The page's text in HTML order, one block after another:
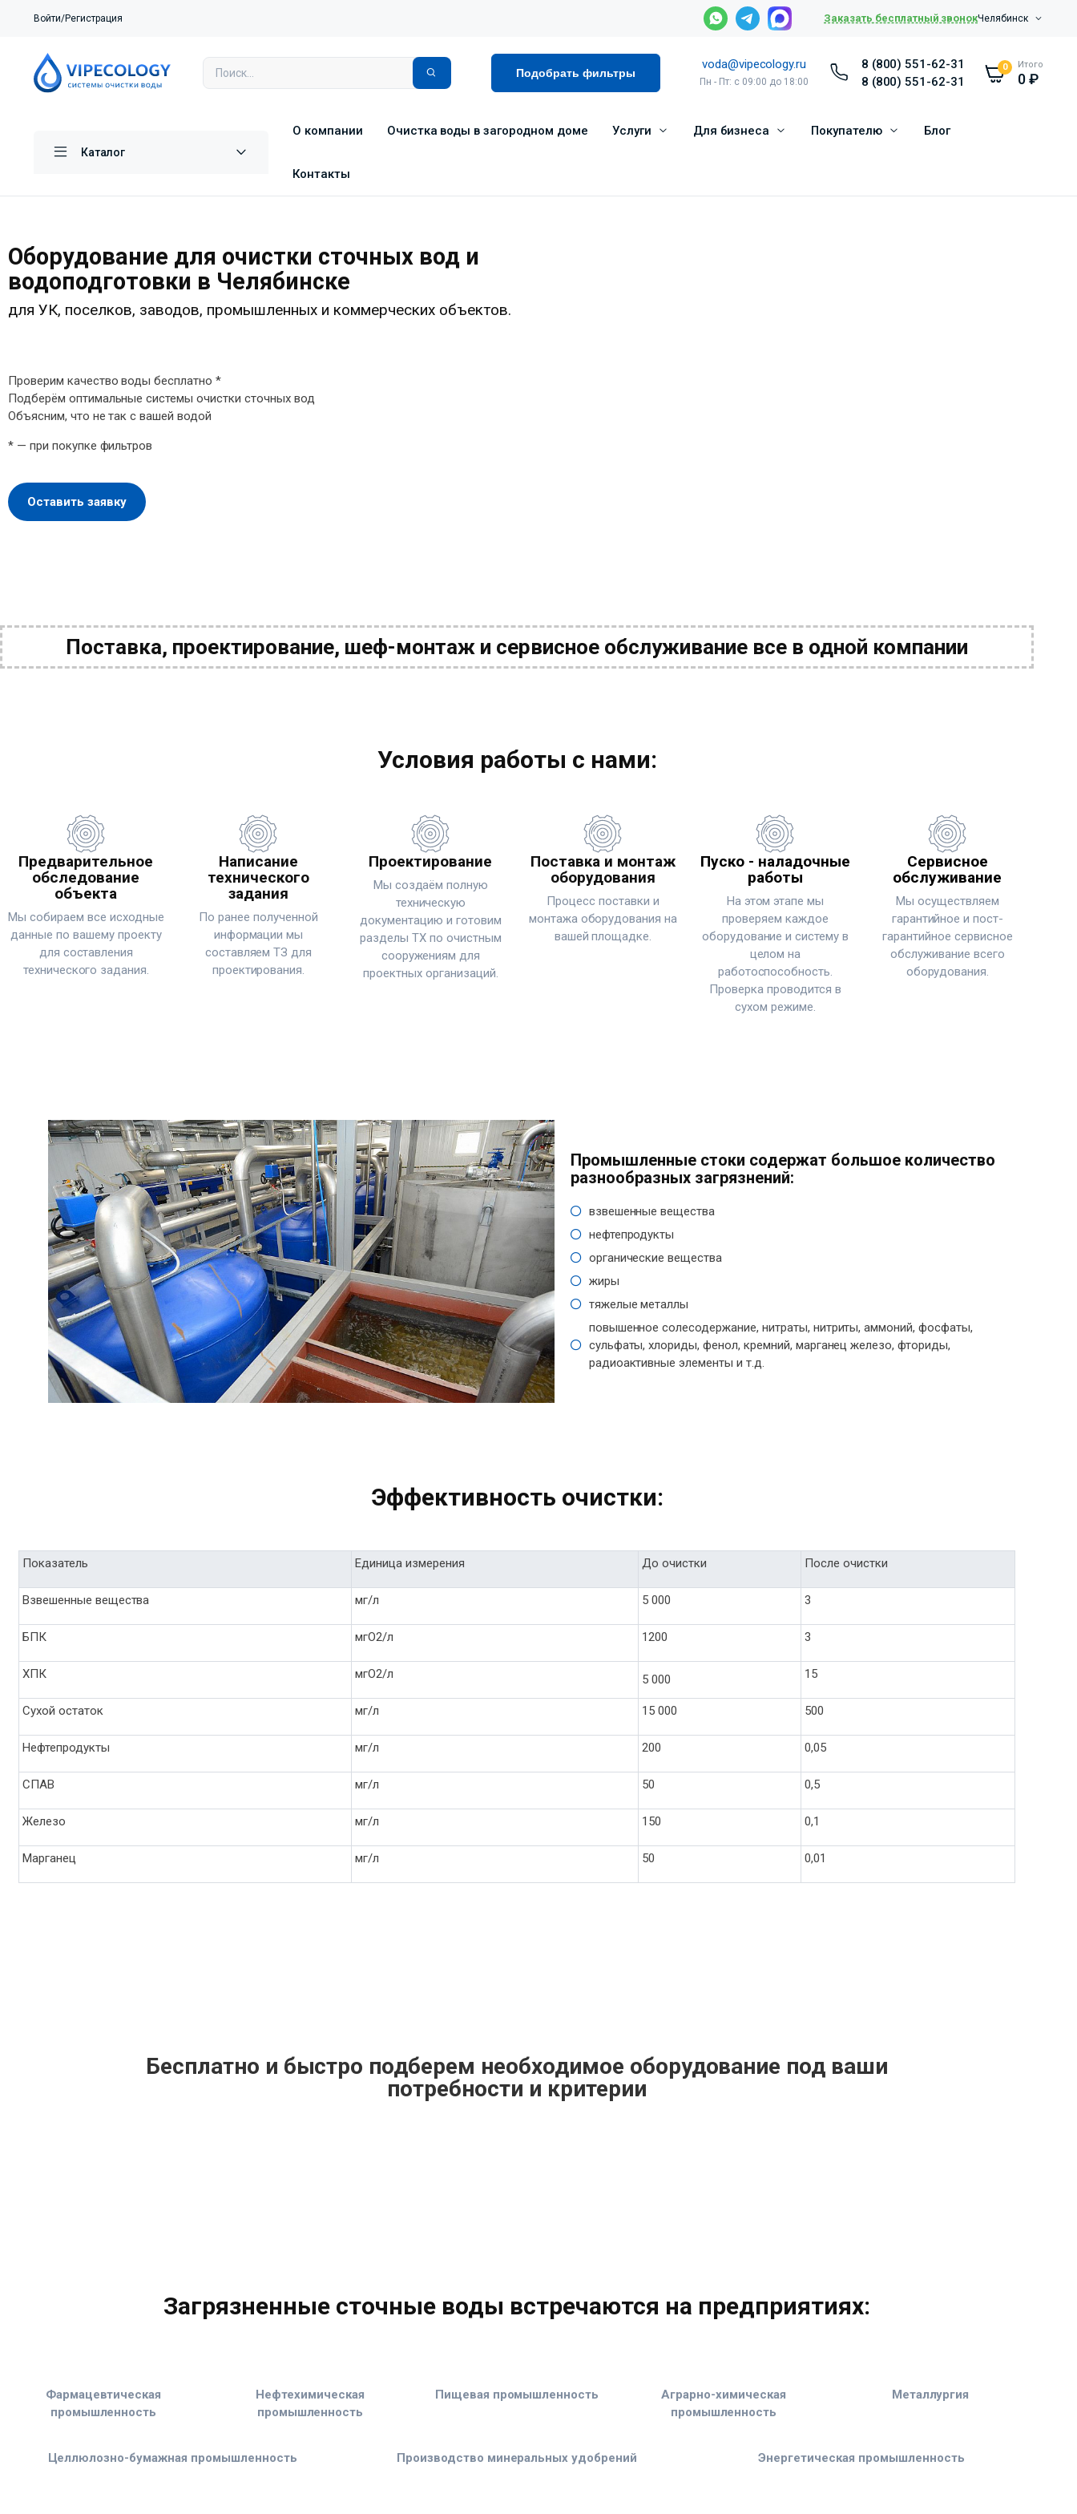
Войти/Регистрация Заказать бесплатный звонокЧелябинск
Подобрать фильтры
voda@vipecology.ru
Пн - Пт: с 09:00 до 18:00
8 (800) 551-62-31
8 (800) 551-62-31
0 Итого
0₽
Каталог
О компании Очистка воды в загородном доме Услуги Для бизнеса Покупателю Блог
Контакты
Оборудование для очистки сточных вод и
водоподготовки в Челябинске
для УК, поселков, заводов, промышленных и коммерческих объектов.
Проверим качество воды бесплатно *
Подберём оптимальные системы очистки сточных вод
Объясним, что не так с вашей водой
* — при покупке фильтров
Оставить заявку
Поставка, проектирование, шеф-монтаж и сервисное обслуживание все в одной компании
Условия работы с нами:
Предварительное
обследование
объекта
Мы собираем все исходные
данные по вашему проекту
для составления
технического задания.
Написание
технического
задания
По ранее полученной
информации мы
составляем ТЗ для
проектирования.
Проектирование
Мы создаём полную
техническую
документацию и готовим
разделы ТХ по очистным
сооружениям для
проектных организаций.
Поставка и монтаж
оборудования
Процесс поставки и
монтажа оборудования на
вашей площадке.
Пуско - наладочные
работы
На этом этапе мы
проверяем каждое
оборудование и систему в
целом на
работоспособность.
Проверка проводится в
сухом режиме.
Сервисное
обслуживание
Мы осуществляем
гарантийное и пост-
гарантийное сервисное
обслуживание всего
оборудования.
Промышленные стоки содержат большое количество
разнообразных загрязнений:
взвешенные вещества
нефтепродукты
органические вещества
жиры
тяжелые металлы
повышенное солесодержание, нитраты, нитриты, аммоний, фосфаты,
сульфаты, хлориды, фенол, кремний, марганец железо, фториды,
радиоактивные элементы и т.д.
Эффективность очистки:
Показатель Единица измерения До очистки После очистки
Взвешенные вещества мг/л 5 000 3
БПК мгO2/л 1200 3
ХПК мгO2/л 5 000 15
Сухой остаток мг/л 15 000 500
Нефтепродукты мг/л 200 0,05
СПАВ мг/л 50 0,5
Железо мг/л 150 0,1
Марганец мг/л 50 0,01
Бесплатно и быстро подберем необходимое оборудование под ваши
потребности и критерии
Загрязненные сточные воды встречаются на предприятиях:
Фармацевтическая
промышленность
Нефтехимическая
промышленность
Пищевая промышленность
Аграрно-химическая
промышленность
Металлургия
Целлюлозно-бумажная промышленность Производство минеральных удобрений Энергетическая промышленность